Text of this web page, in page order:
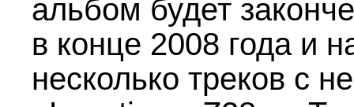
альбом будет
в конце 2008 года и
несколько треков с